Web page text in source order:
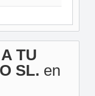
A TU
SL. en